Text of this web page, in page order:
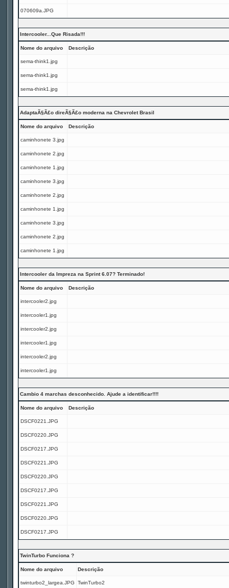
070609a.JPG
Intercooler...Que Risada!!!
Nome do arquivo Descrição
sema-think1.jpg
sema-think1.jpg
sema-think1.jpg
AdaptaÃ§Ã£o direÃ§Ã£o moderna na Chevrolet Brasil
Nome do arquivo Descrição
caminhonete 3.jpg
caminhonete 2.jpg
caminhonete 1.jpg
caminhonete 3.jpg
caminhonete 2.jpg
caminhonete 1.jpg
caminhonete 3.jpg
caminhonete 2.jpg
caminhonete 1.jpg
Intercooler da Impreza na Sprint 6.07? Terminado!
Nome do arquivo Descrição
intercooler2.jpg
intercooler1.jpg
intercooler2.jpg
intercooler1.jpg
intercooler2.jpg
intercooler1.jpg
Cambio 4 marchas desconhecido. Ajude a identificar!!!!
Nome do arquivo Descrição
DSCF0221.JPG
DSCF0220.JPG
DSCF0217.JPG
DSCF0221.JPG
DSCF0220.JPG
DSCF0217.JPG
DSCF0221.JPG
DSCF0220.JPG
DSCF0217.JPG
TwinTurbo Funciona ?
Nome do arquivo Descrição
twinturbo2_largea.JPG TwinTurbo2